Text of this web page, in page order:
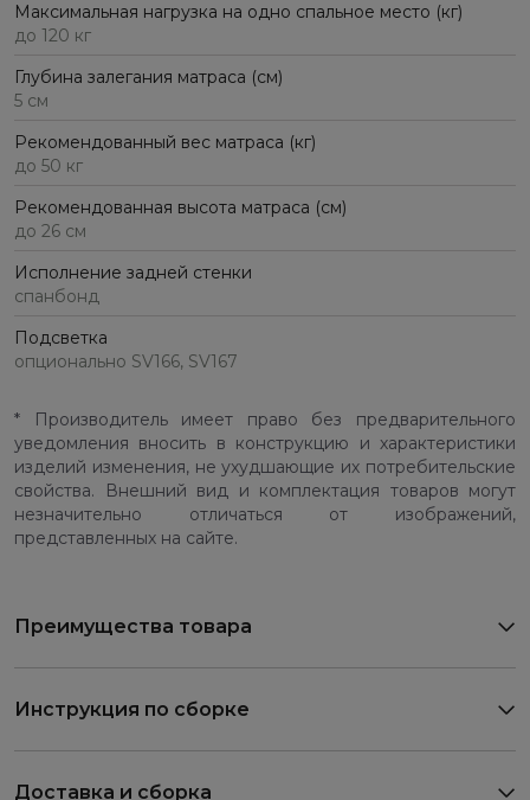
Максимальная нагрузка на одно спальное место (кг)
до 120 кг
Глубина залегания матраса (см)
5 см
Рекомендованный вес матраса (кг)
до 50 кг
Рекомендованная высота матраса (см)
до 26 см
Исполнение задней стенки
спанбонд
Подсветка
опционально SV166, SV167
* Производитель имеет право без предварительного
уведомления вносить в конструкцию и характеристики
изделий изменения, не ухудшающие их потребительские
свойства. Внешний вид и комплектация товаров могут
незначительно отличаться от изображений,
представленных на сайте.
Преимущества товара
Инструкция по сборке
Доставка и сборка